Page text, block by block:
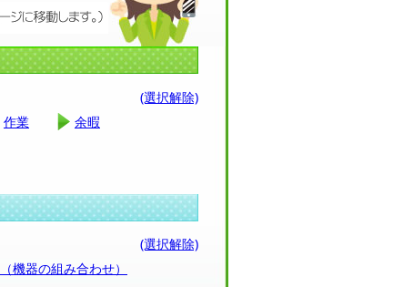
(選択解除)
作業 余暇
(選択解除)
機器の組み合わせ）